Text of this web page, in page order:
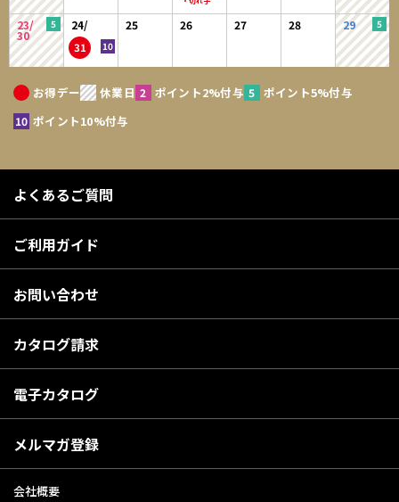
23/
30
24/
31
25 26 27 28 29
お得デー 休業日 ポイント2%付与
ポイント5%付与
ポイント10%付与
よくあるご質問
ご利用ガイド
お問い合わせ
カタログ請求
電子カタログ
メルマガ登録
会社概要